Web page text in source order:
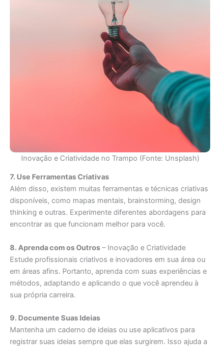
Inovação e Criatividade no Trampo (Fonte: Unsplash)
7. Use Ferramentas Criativas
Além disso, existem muitas ferramentas e técnicas criativas
disponíveis, como mapas mentais, brainstorming, design
thinking e outras. Experimente diferentes abordagens para
encontrar as que funcionam melhor para você.
8. Aprenda com os Outros – Inovação e Criatividade
Estude profissionais criativos e inovadores em sua área ou
em áreas afins. Portanto, aprenda com suas experiências e
métodos, adaptando e aplicando o que você aprendeu à
sua própria carreira.
9. Documente Suas Ideias
Mantenha um caderno de ideias ou use aplicativos para
registrar suas ideias sempre que elas surgirem. Isso ajuda a